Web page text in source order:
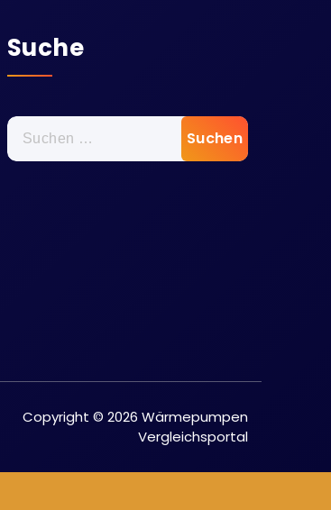
Suche
Suche
nach:
Copyright © 2026 Wärmepumpen
Vergleichsportal